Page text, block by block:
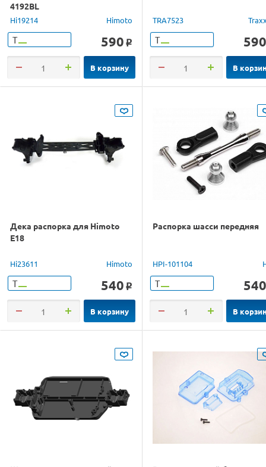
4192BL
Hi19214 Himoto
Т 590 o
В корзину
TRA7523
Т 590
В
Дека распорка для Himoto
E18
Hi23611 Himoto
Т 540 o
В корзину
Распорка шасси передняя
HPI-101104
Т 540
В